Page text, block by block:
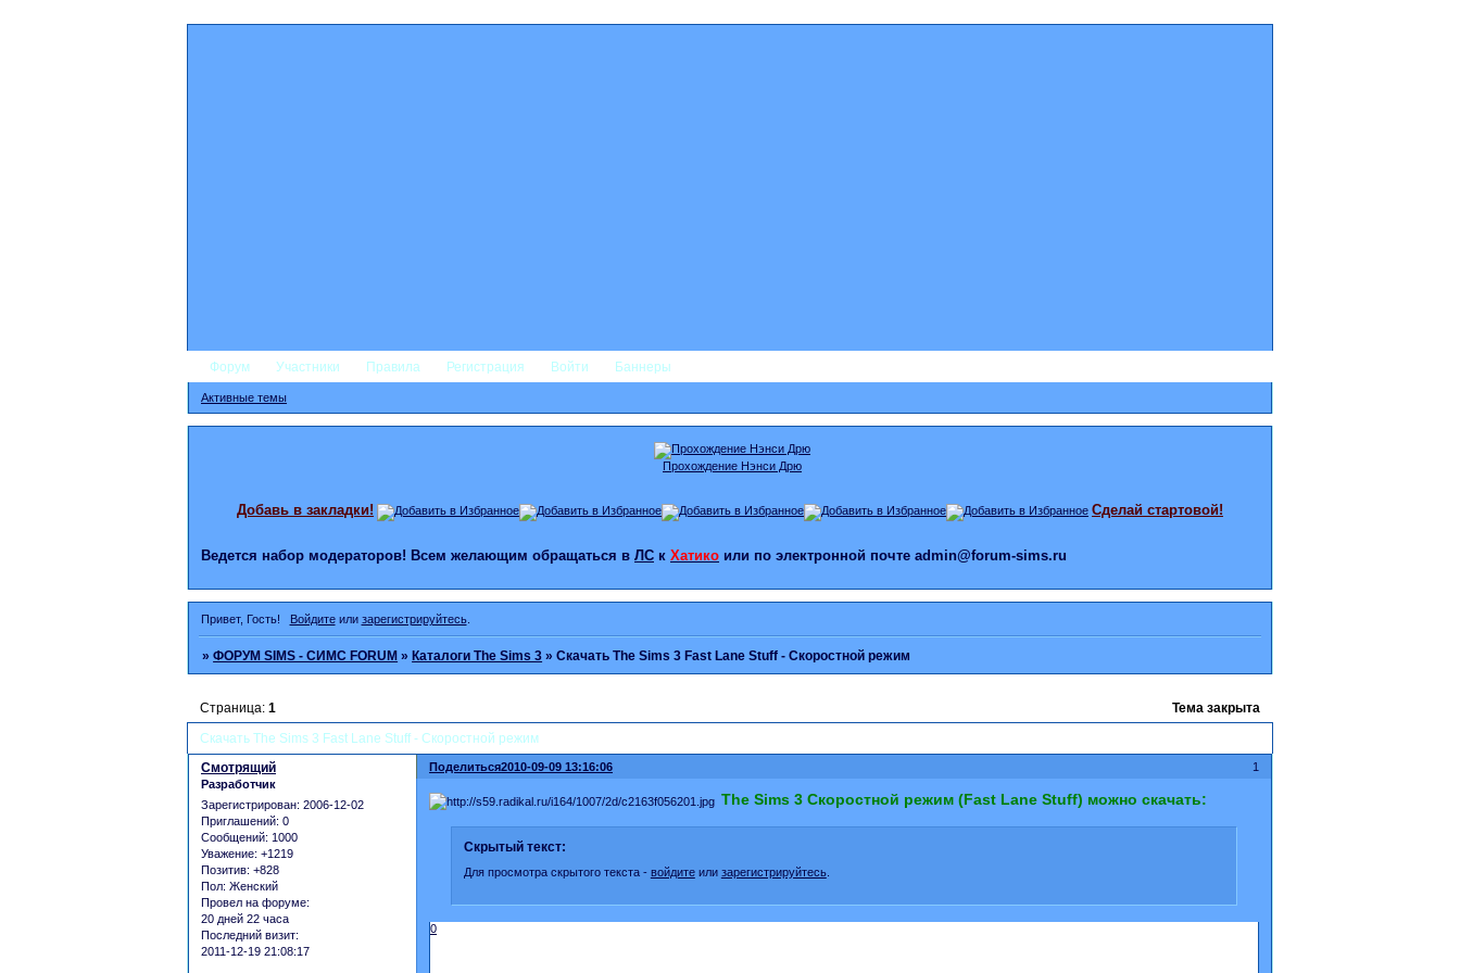
Форум Участники Правила Регистрация Войти Баннеры
Активные темы
Прохождение Нэнси Дрю
Добавь в закладки! Сделай стартовой!
Ведется набор модераторов! Всем желающим обращаться в ЛС к Хатико или по электронной почте admin@forum-sims.ru
Привет, Гость! Войдитеили зарегистрируйтесь.
»ФОРУМ SIMS - СИМС FORUM »Каталоги The Sims 3 »Скачать The Sims 3 Fast Lane Stuff - Скоростной режим
Скачать The Sims 3 Fast Lane Stuff - Скоростной режим
Страница:1 Тема закрыта
Поделиться 1
2010-09-09 13:16:06
Смотрящий
Разработчик
Зарегистрирован: 2006-12-02
Приглашений: 0
Сообщений: 1000
Уважение: +1219
Позитив: +828
Пол: Женский
Провел на форуме:
20 дней 22 часа
Последний визит:
2011-12-19 21:08:17
The Sims 3 Скоростной режим (Fast Lane Stuff) можно скачать:
Скрытый текст:
Для просмотра скрытого текста - войдитеили зарегистрируйтесь.
0